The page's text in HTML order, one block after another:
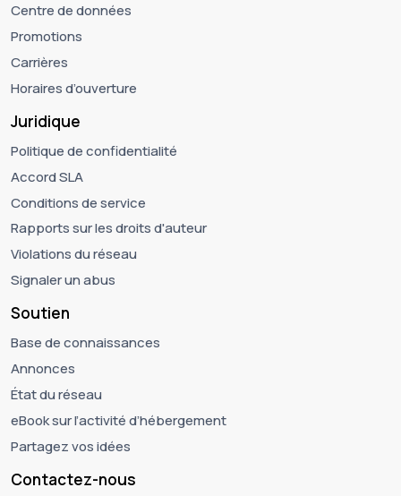
Centre de données
Promotions
Carrières
Horaires d’ouverture
Juridique
Politique de confidentialité
Accord SLA
Conditions de service
Rapports sur les droits d'auteur
Violations du réseau
Signaler un abus
Soutien
Base de connaissances
Annonces
État du réseau
eBook sur l’activité d’hébergement
Partagez vos idées
Contactez-nous